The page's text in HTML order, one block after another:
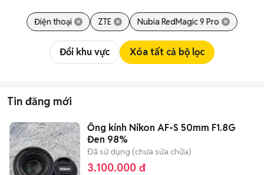
Điện thoại ZTE Nubia RedMagic 9 Pro
Đổi khu vực Xóa tất cả bộ lọc
Tin đăng mới
Ống kính Nikon AF-S 50mm F1.8G
Đen 98%
Đã sử dụng (chưa sửa chữa)
3.100.000 đ